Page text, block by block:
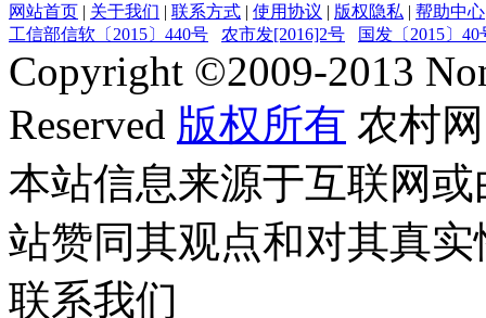
网站首页 | 关于我们 | 联系方式 | 使用协议 | 版权隐私 | 帮助中心
工信部信软〔2015〕440号
农市发[2016]2号 国发〔2015〕40
Copyright ©2009-2013
Reserved 版权所有 农村网
本站信息来源于互联网
站赞同其观点和对其真
联系我们